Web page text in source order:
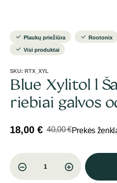
Plaukų priežiūra Rootonix
Visi produktai
SKU: RTX_XYL
Blue Xylitol l
riebiai galvos
40,00€
18,00 € Prekės